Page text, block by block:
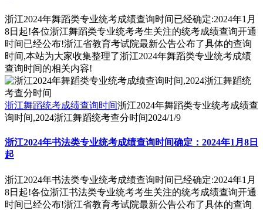
浙江2024年舞蹈类专业统考成绩查询时间已经确定:2024年1月
8日起!各位浙江舞蹈类专业统考考生关注的统考成绩查询开通
时间已经公布!浙江省教育考试院最新公告公布了具体的查询
时间,本站为大家收集整理了浙江2024年舞蹈类专业统考成绩
查询时间的相关内容!
浙江舞蹈统考成绩查询时间浙江2024年舞蹈类专业统考成绩查
询时间,2024浙江舞蹈统考查分时间2024/1/9
浙江2024年书法类专业统考成绩查询时间确定：2024年1月8日
起
浙江2024年书法类专业统考成绩查询时间已经确定:2024年1月
8日起!各位浙江书法类专业统考考生关注的统考成绩查询开通
时间已经公布!浙江省教育考试院最新公告公布了具体的查询